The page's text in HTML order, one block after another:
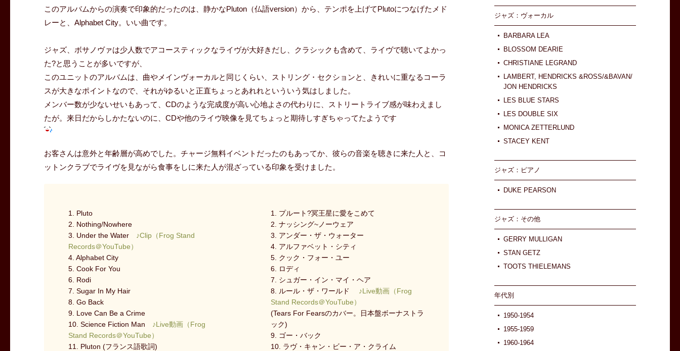
このアルバムからの演奏で印象的だったのは、静かなPluton（仏語version）から、テンポを上げてPlutoにつなげたメド
レーと、Alphabet City。いい曲です。
ジャズ、ボサノヴァは少人数でアコースティックなライヴが大好きだし、クラシックも含めて、ライヴで聴いてよかっ
た?と思うことが多いですが、
このユニットのアルバムは、曲やメインヴォーカルと同じくらい、ストリング・セクションと、きれいに重なるコーラ
スが大きなポイントなので、それがゆるいと正直ちょっとあれれといういう気はしました。
メンバー数が少ないせいもあって、CDのような完成度が高い心地よさの代わりに、ストリートライブ感が味わえまし
たが。来日だからしかたないのに、CDや他のライヴ映像を見てちょっと期待しすぎちゃってたようです
お客さんは意外と年齢層が高めでした。チャージ無料イベントだったのもあってか、彼らの音楽を聴きに来た人と、コ
ットンクラブでライヴを見ながら食事をしに来た人が混ざっている印象を受けました。
1. Pluto
2. Nothing/Nowhere
3. Under the Water ♪Clip（Frog Stand
Records＠YouTube）
4. Alphabet City
5. Cook For You
6. Rodi
7. Sugar In My Hair
8. Go Back
9. Love Can Be a Crime
10. Science Fiction Man ♪Live動画（Frog
Stand Records＠YouTube）
11. Pluton (フランス語歌詞)
1. プルート?冥王星に愛をこめて
2. ナッシング~ノーウェア
3. アンダー・ザ・ウォーター
4. アルファベット・シティ
5. クック・フォー・ユー
6. ロディ
7. シュガー・イン・マイ・ヘア
8. ルール・ザ・ワールド ♪Live動画（Frog
Stand Records＠YouTube）
(Tears For Fearsのカバー。日本盤ボーナストラ
ック)
9. ゴー・バック
10. ラヴ・キャン・ビー・ア・クライム
ジャズ：ヴォーカル
BARBARA LEA
BLOSSOM DEARIE
CHRISTIANE LEGRAND
LAMBERT, HENDRICKS &ROSS/&BAVAN/
JON HENDRICKS
LES BLUE STARS
LES DOUBLE SIX
MONICA ZETTERLUND
STACEY KENT
ジャズ：ピアノ
DUKE PEARSON
ジャズ：その他
GERRY MULLIGAN
STAN GETZ
TOOTS THIELEMANS
年代別
1950-1954
1955-1959
1960-1964